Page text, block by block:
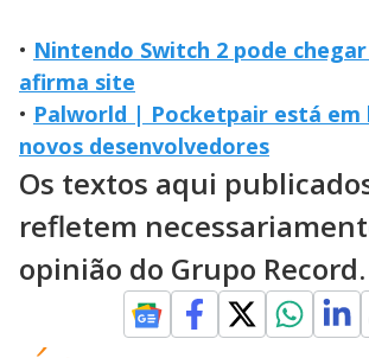
• Nintendo Switch 2 pode chegar
afirma site
• Palworld | Pocketpair está em
novos desenvolvedores
Os textos aqui
refletem
opinião do Grupo Record.